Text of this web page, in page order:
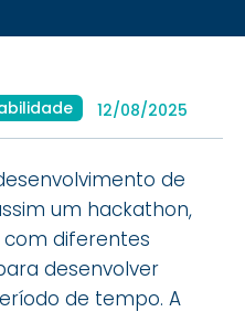
12/08/2025
de
um hackathon,
diferentes
desenvolver
de tempo. A